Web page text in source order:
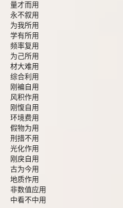
量才而用
永不叙用
为我所用
学有所用
频率复用
为己所用
材大难用
综合利用
刚褊自用
风积作用
刚愎自用
环境费用
假物为用
刑措不用
光化作用
刚戾自用
古为今用
地质作用
非数值应用
中看不中用